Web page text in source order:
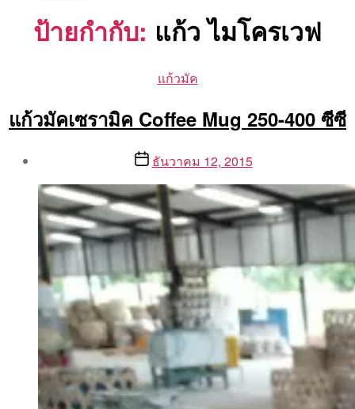
ป้ายกำกับ: แก้ว ไมโครเวฟ
Categories
แก้วมัค
แก้วมัคเซรามิค Coffee Mug 250-400 ซีซี
By
Aea
Postธันวาคม 12, 2015